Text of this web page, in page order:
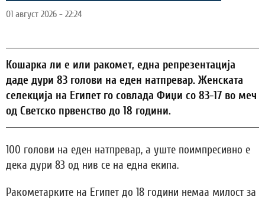
01 август 2026 - 22:24
Кошарка ли е или ракомет, една репрезентација
даде дури 83 голови на еден натпревар. Женската
селекција на Египет го совлада Фиџи со 83-17 во меч
од Светско првенство до 18 години.
100 голови на еден натпревар, а уште поимпресивно е
дека дури 83 од нив се на една екипа.
Ракометарките на Египет до 18 години немаа милост за